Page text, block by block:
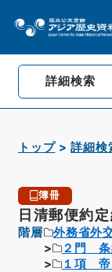
詳細検索
トップ 詳細検
簿冊
日清郵便約
階層 外務省外
２門 条
１項 帝